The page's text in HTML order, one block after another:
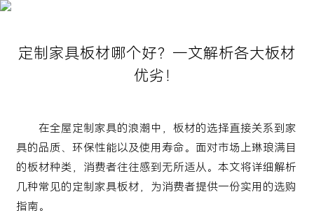
定制家具板材哪个好？一文解析各大板材
优劣！
在全屋定制家具的浪潮中，板材的选择直接关系到家
具的品质、环保性能以及使用寿命。面对市场上琳琅满目
的板材种类，消费者往往感到无所适从。本文将详细解析
几种常见的定制家具板材，为消费者提供一份实用的选购
指南。